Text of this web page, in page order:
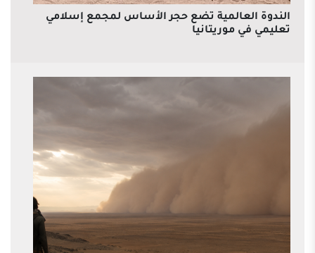
الندوة العالمية تضع حجر الأساس لمجمع إسلامي
تعليمي في موريتانيا